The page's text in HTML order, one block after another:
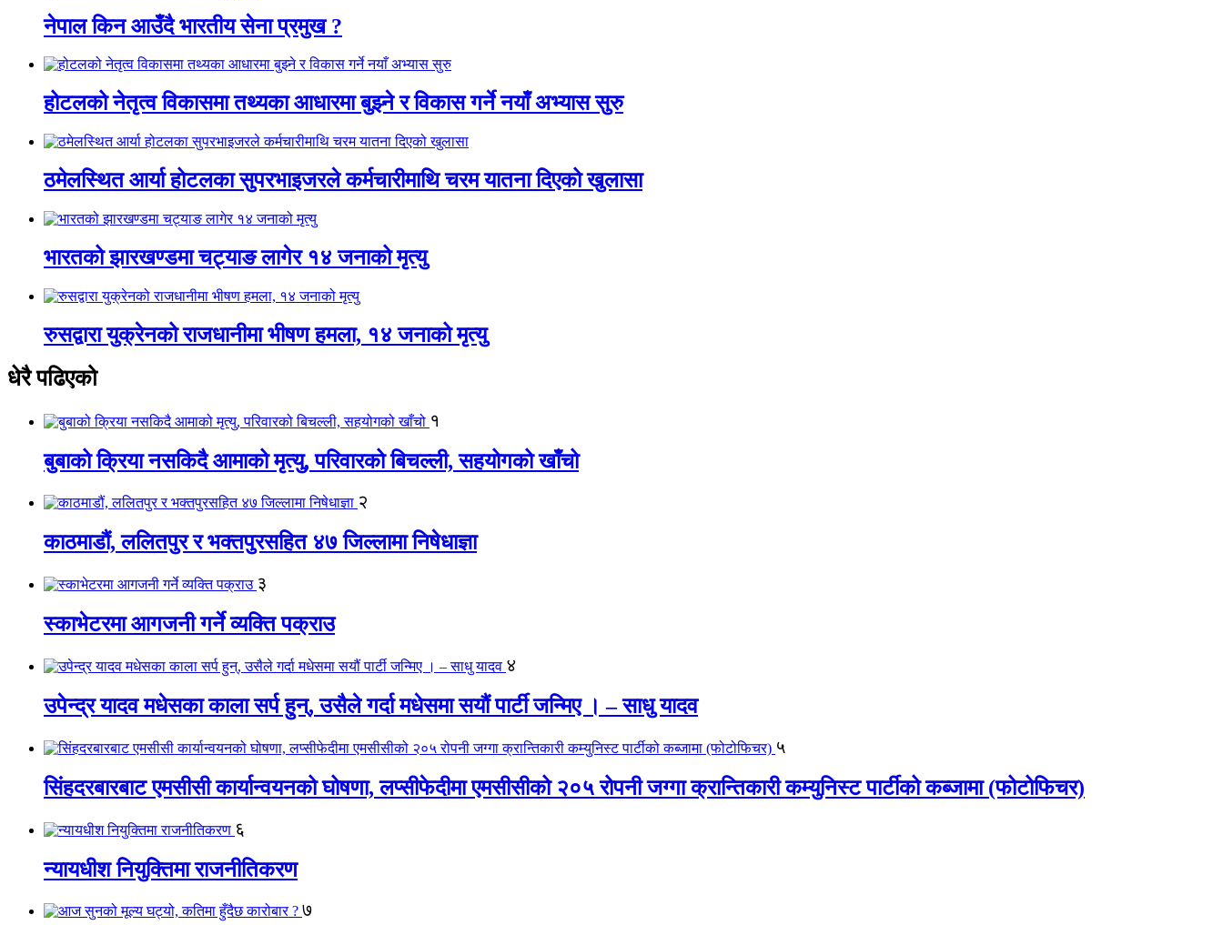
नेपाल किन आउँदै भारतीय सेना प्रमुख ?
होटलको नेतृत्व विकासमा तथ्यका आधारमा बुझ्ने र विकास गर्ने नयाँ अभ्यास सुरु
ठमेलस्थित आर्या होटलका सुपरभाइजरले कर्मचारीमाथि चरम यातना दिएको खुलासा
भारतको झारखण्डमा चट्याङ लागेर १४ जनाको मृत्यु
रुसद्वारा युक्रेनको राजधानीमा भीषण हमला, १४ जनाको मृत्यु
धेरै पढिएको
१
बुबाको क्रिया नसकिदै आमाको मृत्यु, परिवारको बिचल्ली, सहयोगको खाँचो
२
काठमाडौं, ललितपुर र भक्तपुरसहित ४७ जिल्लामा निषेधाज्ञा
३
स्काभेटरमा आगजनी गर्ने व्यक्ति पक्राउ
४
उपेन्द्र यादव मधेसका काला सर्प हुन्, उसैले गर्दा मधेसमा सयौं पार्टी जन्मिए । – साधु यादव
५
सिंहदरबारबाट एमसीसी कार्यान्वयनको घोषणा, लप्सीफेदीमा एमसीसीको २०५ रोपनी जग्गा क्रान्तिकारी कम्युनिस्ट पार्टीको कब्जामा (फोटोफिचर)
६
न्यायधीश नियुक्तिमा राजनीतिकरण
७